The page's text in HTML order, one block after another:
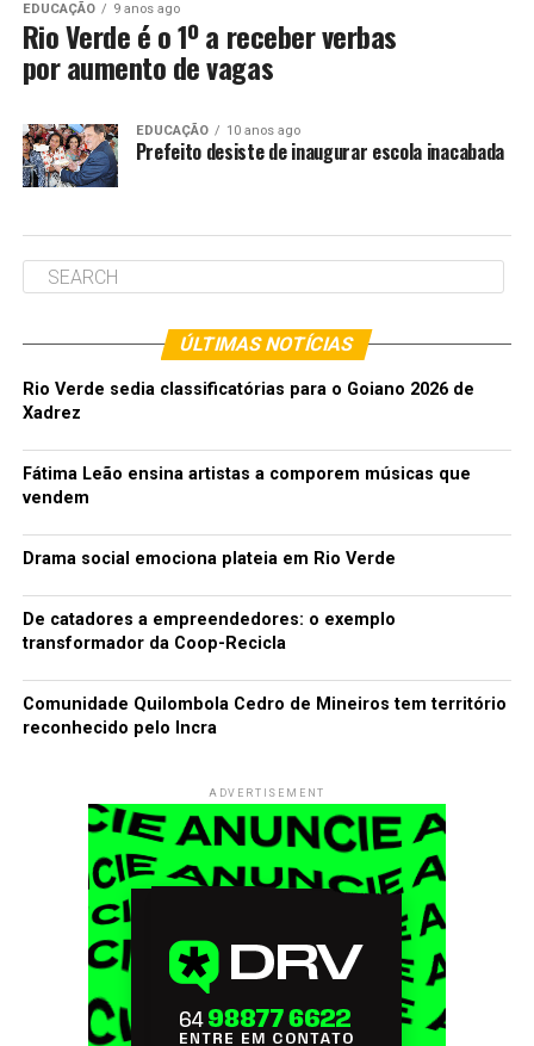
EDUCAÇÃO 9 anos ago
Rio Verde é o 1º a receber verbas
por aumento de vagas
EDUCAÇÃO 10 anos ago
Prefeito desiste de inaugurar escola inacabada
ÚLTIMAS NOTÍCIAS
Rio Verde sedia classificatórias para o Goiano 2026 de
Xadrez
Fátima Leão ensina artistas a comporem músicas que
vendem
Drama social emociona plateia em Rio Verde
De catadores a empreendedores: o exemplo
transformador da Coop-Recicla
Comunidade Quilombola Cedro de Mineiros tem território
reconhecido pelo Incra
ADVERTISEMENT